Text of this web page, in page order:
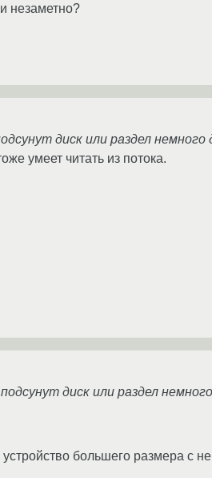
незаметно?
диск или раздел немного
умеет читать из потока.
диск или раздел
большего размера с